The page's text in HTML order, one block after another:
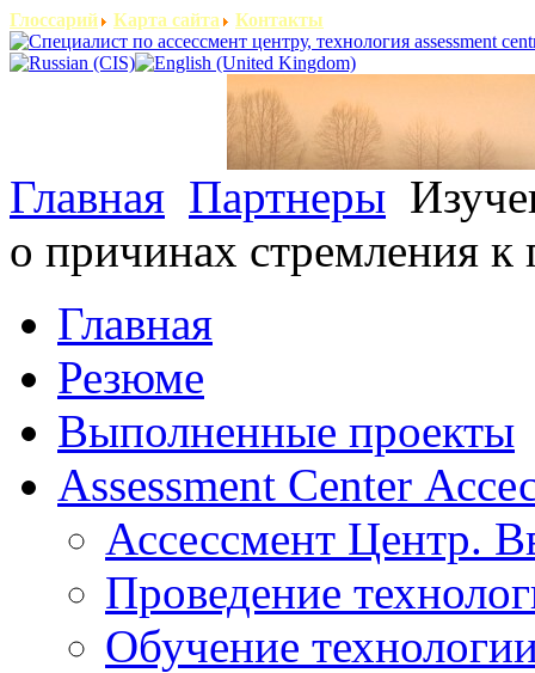
Глоссарий Карта сайта Контакты
Главная Партнеры
о причинах стремления к
Главная
Резюме
Выполненные проекты
Assessment Center
Ассессмент Центр.
Проведение
Обучение